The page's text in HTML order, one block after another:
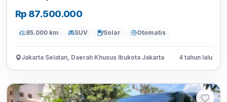
Rp 87.500.000
85.000 km SUV Solar Otomatis
Jakarta Selatan, Daerah Khusus Ibukota Jakarta 4 tahun lalu